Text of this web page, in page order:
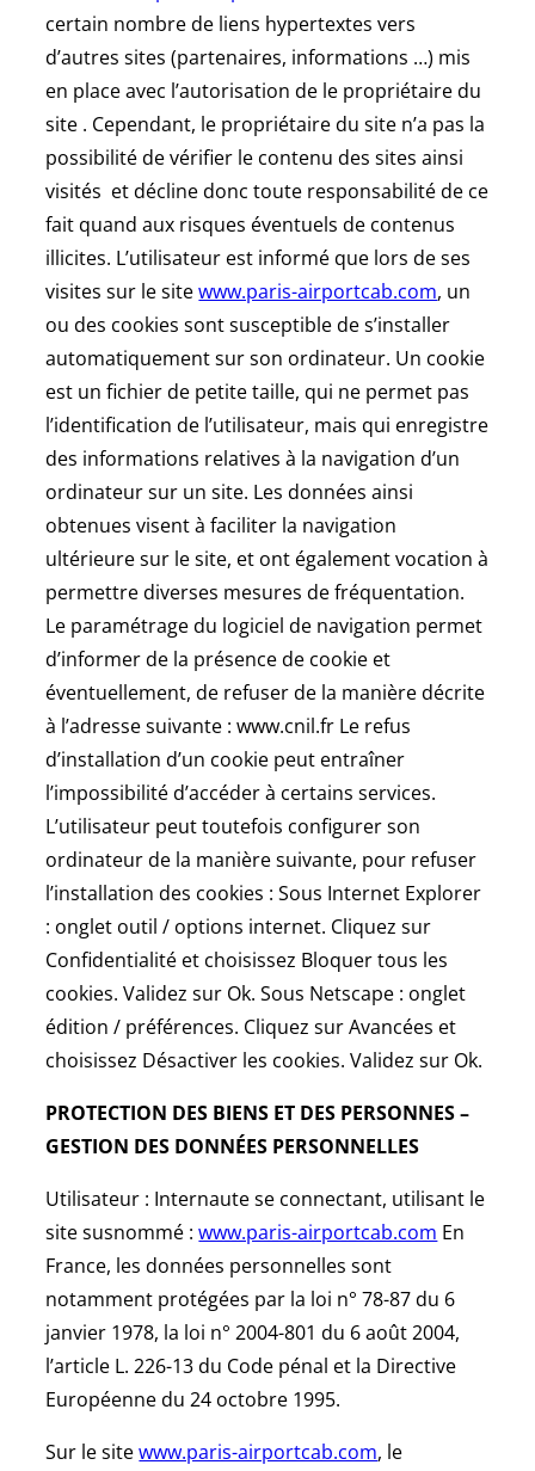
certain nombre de liens hypertextes vers
d’autres sites (partenaires, informations …) mis
en place avec l’autorisation de le propriétaire du
site . Cependant, le propriétaire du site n’a pas la
possibilité de vérifier le contenu des sites ainsi
visités et décline donc toute responsabilité de ce
fait quand aux risques éventuels de contenus
illicites. L’utilisateur est informé que lors de ses
visites sur le sitewww.paris-airportcab.com, un
ou des cookies sont susceptible de s’installer
automatiquement sur son ordinateur. Un cookie
est un fichier de petite taille, qui ne permet pas
l’identification de l’utilisateur, mais qui enregistre
des informations relatives à la navigation d’un
ordinateur sur un site. Les données ainsi
obtenues visent à faciliter la navigation
ultérieure sur le site, et ont également vocation à
permettre diverses mesures de fréquentation.
Le paramétrage du logiciel de navigation permet
d’informer de la présence de cookie et
éventuellement, de refuser de la manière décrite
à l’adresse suivante : www.cnil.fr Le refus
d’installation d’un cookie peut entraîner
l’impossibilité d’accéder à certains services.
L’utilisateur peut toutefois configurer son
ordinateur de la manière suivante, pour refuser
l’installation des cookies : Sous Internet Explorer
: onglet outil / options internet. Cliquez sur
Confidentialité et choisissez Bloquer tous les
cookies. Validez sur Ok. Sous Netscape : onglet
édition / préférences. Cliquez sur Avancées et
choisissez Désactiver les cookies. Validez sur Ok.
PROTECTION DES BIENS ET DES PERSONNES –
GESTION DES DONNÉES PERSONNELLES
Utilisateur : Internaute se connectant, utilisant le
site susnommé :www.paris-airportcab.com En
France, les données personnelles sont
notamment protégées par la loi n° 78-87 du 6
janvier 1978, la loi n° 2004-801 du 6 août 2004,
l’article L. 226-13 du Code pénal et la Directive
Européenne du 24 octobre 1995.
Sur le sitewww.paris-airportcab.com, le